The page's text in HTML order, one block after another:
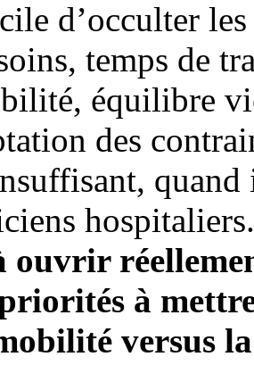
d’occulter
temps de
équilibre
des
quand
ouvrir
à
versus